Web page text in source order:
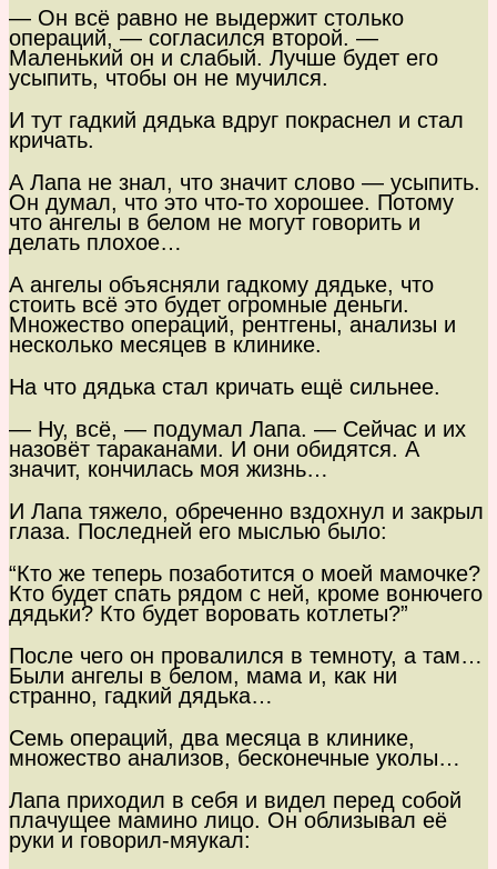
— Он всё равно не выдержит столько
операций, — согласился второй. —
Маленький он и слабый. Лучше будет его
усыпить, чтобы он не мучился.
И тут гадкий дядька вдруг покраснел и стал
кричать.
А Лапа не знал, что значит слово — усыпить.
Он думал, что это что-то хорошее. Потому
что ангелы в белом не могут говорить и
делать плохое…
А ангелы объясняли гадкому дядьке, что
стоить всё это будет огромные деньги.
Множество операций, рентгены, анализы и
несколько месяцев в клинике.
На что дядька стал кричать ещё сильнее.
— Ну, всё, — подумал Лапа. — Сейчас и их
назовёт тараканами. И они обидятся. А
значит, кончилась моя жизнь…
И Лапа тяжело, обреченно вздохнул и закрыл
глаза. Последней его мыслью было:
“Кто же теперь позаботится о моей мамочке?
Кто будет спать рядом с ней, кроме вонючего
дядьки? Кто будет воровать котлеты?”
После чего он провалился в темноту, а там…
Были ангелы в белом, мама и, как ни
странно, гадкий дядька…
Семь операций, два месяца в клинике,
множество анализов, бесконечные уколы…
Лапа приходил в себя и видел перед собой
плачущее мамино лицо. Он облизывал её
руки и говорил-мяукал: